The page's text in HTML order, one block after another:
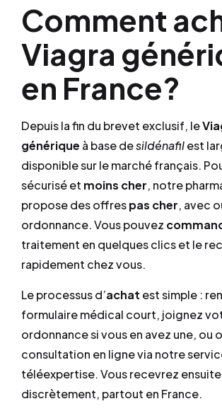
Comment
Viagra
en France?
Depuis la fin du brevet exclusif, le
générique à base desildénafilest
disponible sur le marché français.
sécurisé et moins cher, notre
propose des offrespas cher, avec
ordonnance. Vous pouvez
traitement en quelques clics et le
rapidement chez vous.
Le processus d’achat est simple :
formulaire médical court, joignez
ordonnance si vous en avez une, ou
consultation en ligne via notre
téléexpertise. Vous recevrez
discrètement, partout en France.